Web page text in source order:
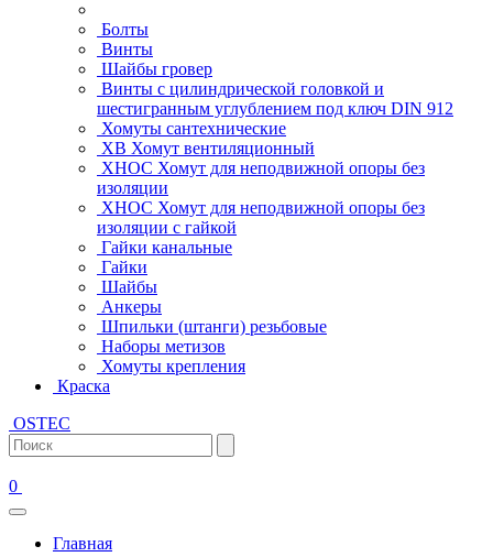
Болты
Винты
Шайбы гровер
Винты с цилиндрической головкой и
шестигранным углублением под ключ DIN 912
Хомуты сантехнические
ХВ Хомут вентиляционный
ХНОС Хомут для неподвижной опоры без
изоляции
ХНОС Хомут для неподвижной опоры без
изоляции с гайкой
Гайки канальные
Гайки
Шайбы
Анкеры
Шпильки (штанги) резьбовые
Наборы метизов
Хомуты крепления
Краска
OSTEC
0
Главная